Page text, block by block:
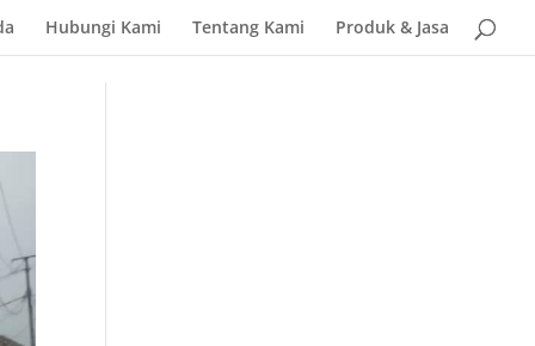
Hubungi Kami Tentang Kami Produk & Jasa